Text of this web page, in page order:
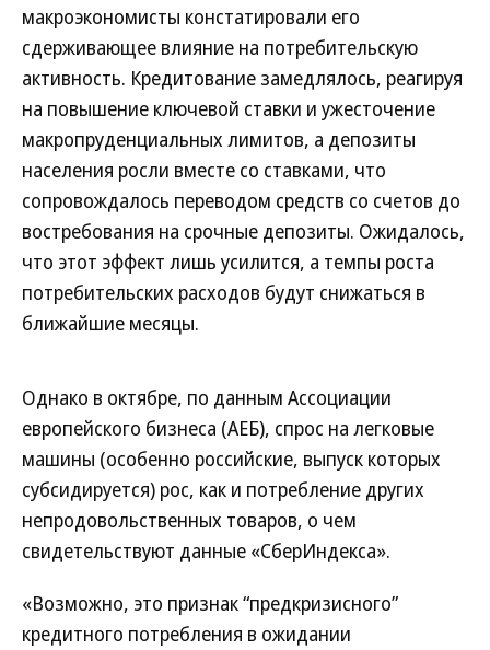
макроэкономисты констатировали его
сдерживающее влияние на потребительскую
активность. Кредитование замедлялось, реагируя
на повышение ключевой ставки и ужесточение
макропруденциальных лимитов, а депозиты
населения росли вместе со ставками, что
сопровождалось переводом средств со счетов до
востребования на срочные депозиты. Ожидалось,
что этот эффект лишь усилится, а темпы роста
потребительских расходов будут снижаться в
ближайшие месяцы.
Однако в октябре, по данным Ассоциации
европейского бизнеса (АЕБ), спрос на легковые
машины (особенно российские, выпуск которых
субсидируется) рос, как и потребление других
непродовольственных товаров, о чем
свидетельствуют данные «СберИндекса».
«Возможно, это признак “предкризисного”
кредитного потребления в ожидании